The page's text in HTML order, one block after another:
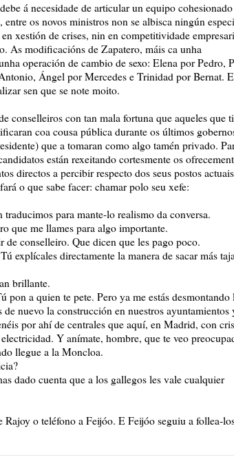
á necesidade de articular un equipo
os novos ministros non se albisca ningún
xestión de crises, nin en competitividade
As modificacións de Zapatero, máis ca unha
operación de cambio de sexo: Elena por Pedro,
Ángel por Mercedes e Trinidad por Bernat. E
sen que se note moito.
conselleiros con tan mala fortuna que aqueles que
coa cousa pública durante os últimos
que a tomaran como algo tamén privado.
están rexeitando cortesmente os
directos a percibir respecto dos seus postos
o que sabe facer: chamar polo seu xefe:
para mante-lo realismo da conversa.
que me llames para algo importante.
de conselleiro. Que dicen que les pago poco.
explícales directamente la manera de sacar más
brillante.
pon a quien te pete. Pero ya me estás desmontando
de nuevo la construcción en nuestros ayuntamientos
por ahí de centrales que aquí, en Madrid, con
Y anímate, hombre, que te veo
llegue a la Moncloa.
dado cuenta que a los gallegos les vale cualquier
Rajoy o teléfono a Feijóo. E Feijóo seguiu a follea-